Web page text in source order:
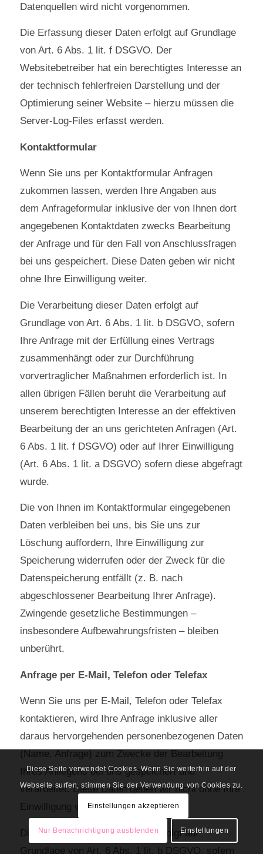
Datenquellen wird nicht vorgenommen.
Die Erfassung dieser Daten erfolgt auf Grundlage
von Art. 6 Abs. 1 lit. f DSGVO. Der
Websitebetreiber hat ein berechtigtes Interesse an
der technisch fehlerfreien Darstellung und der
Optimierung seiner Website – hierzu müssen die
Server-Log-Files erfasst werden.
Kontaktformular
Wenn Sie uns per Kontaktformular Anfragen
zukommen lassen, werden Ihre Angaben aus
dem Anfrageformular inklusive der von Ihnen dort
angegebenen Kontaktdaten zwecks Bearbeitung
der Anfrage und für den Fall von Anschlussfragen
bei uns gespeichert. Diese Daten geben wir nicht
ohne Ihre Einwilligung weiter.
Die Verarbeitung dieser Daten erfolgt auf
Grundlage von Art. 6 Abs. 1 lit. b DSGVO, sofern
Ihre Anfrage mit der Erfüllung eines Vertrags
zusammenhängt oder zur Durchführung
vorvertraglicher Maßnahmen erforderlich ist. In
allen übrigen Fällen beruht die Verarbeitung auf
unserem berechtigten Interesse an der effektiven
Bearbeitung der an uns gerichteten Anfragen (Art.
6 Abs. 1 lit. f DSGVO) oder auf Ihrer Einwilligung
(Art. 6 Abs. 1 lit. a DSGVO) sofern diese abgefragt
wurde.
Die von Ihnen im Kontaktformular eingegebenen
Daten verbleiben bei uns, bis Sie uns zur
Löschung auffordern, Ihre Einwilligung zur
Speicherung widerrufen oder der Zweck für die
Datenspeicherung entfällt (z. B. nach
abgeschlossener Bearbeitung Ihrer Anfrage).
Zwingende gesetzliche Bestimmungen –
insbesondere Aufbewahrungsfristen – bleiben
unberührt.
Anfrage per E-Mail, Telefon oder Telefax
Wenn Sie uns per E-Mail, Telefon oder Telefax
kontaktieren, wird Ihre Anfrage inklusive aller
daraus hervorgehenden personenbezogenen Daten
(Name, Anfrage) zum Zwecke der Bearbeitung
Ihres Anliegens bei uns gespeichert und
verarbeitet. Diese Daten geben wir nicht ohne Ihre
Einwilligung weiter.
Die Verarbeitung dieser Daten erfolgt auf
Grundlage von Art. 6 Abs. 1 lit. b DSGVO, sofern
Diese Seite verwendet Cookies. Wenn Sie weiterhin auf der
Webseite surfen, stimmen Sie der Verwendung von Cookies zu.
Einstellungen akzeptieren
Nur Benachrichtigung ausblenden Einstellungen